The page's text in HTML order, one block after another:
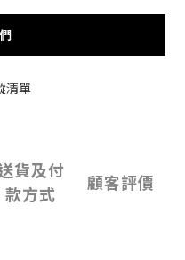
清單
貨及付
款方式
顧客評價